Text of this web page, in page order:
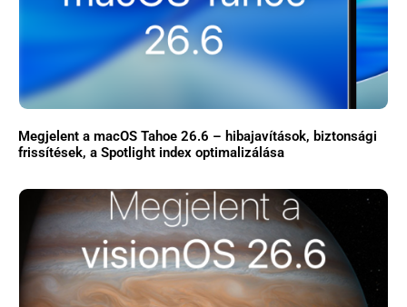
Megjelent a macOS Tahoe 26.6 – hibajavítások, biztonsági
frissítések, a Spotlight index optimalizálása
GYIK
Használt Apple
Apple szerviz